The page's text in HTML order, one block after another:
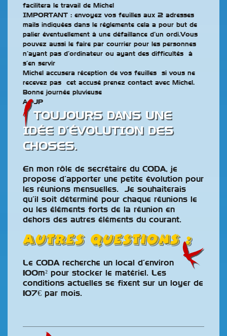
facilitera le travail de Michel
IMPORTANT : envoyez vos feuilles aux 2 adresses
mails indiquées dans le réglemente cela a pour but de
palier éventuellement à une défaillance d’un ordi.Vous
pouvez aussi le faire par courrier pour les personnes
n’ayant pas d’ordinateur ou ayant des difficultés à
s’en servir
Michel accusera réception de vos feuilles si vous ne
recevez pas cet accusé prenez contact avec Michel.
Bonne journée pluvieuse
A+ JP
TOUJOURS DANS UNE
IDÉE D’ÉVOLUTION DES
CHOSES.
En mon rôle de secrétaire du CODA, je
propose d’apporter une petite évolution pour
les réunions mensuelles. Je souhaiterais
qu’il soit déterminé pour chaque réunions le
ou les éléments forts de la réunion en
dehors des autres éléments du courant.
Autres questions :
Le CODA recherche un local d’environ
100m² pour stocker le matériel. Les
conditions actuelles se fixent sur un loyer de
107€ par mois.